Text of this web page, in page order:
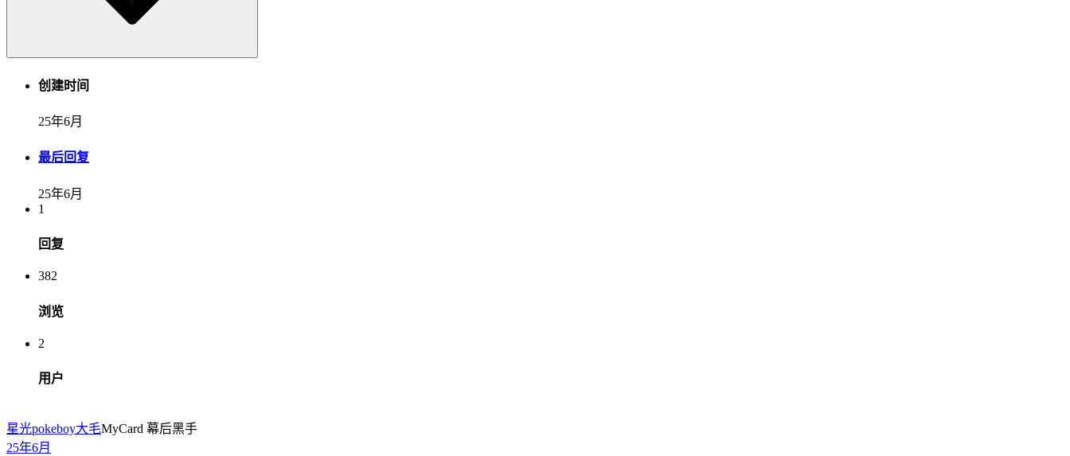
创建时间
25年6月
最后回复
25年6月
1
回复
382
浏览
2
用户
星光pokeboy大毛MyCard 幕后黑手
25年6月